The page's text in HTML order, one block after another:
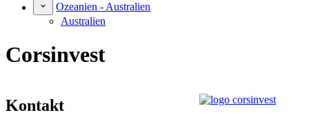
Ozeanien - Australien
Australien
Corsinvest
Kontakt